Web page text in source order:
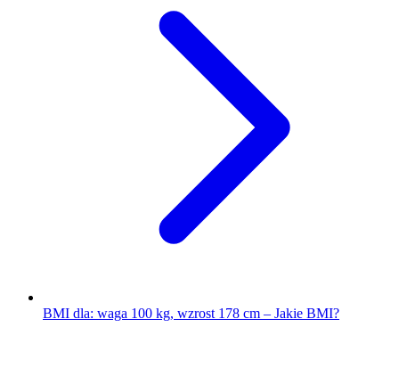
BMI dla: waga 100 kg, wzrost 178 cm – Jakie BMI?